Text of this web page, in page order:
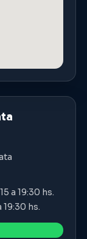
a 19:30 hs.
19:30 hs.